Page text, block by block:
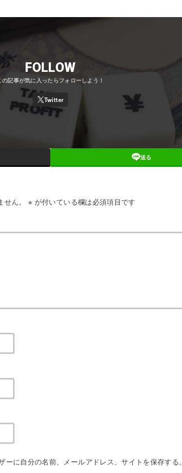
FOLLOW
送る
ん。 ※ が付いている欄は必須項目です
に自分の名前、メールアドレス、サイトを保存する。